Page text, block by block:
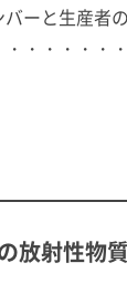
ーと生産者
・・・・・・
放射性物